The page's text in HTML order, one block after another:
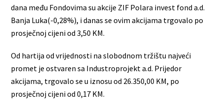
dana među Fondovima su akcije ZIF Polara invest fond a.d.
Banja Luka(-0,28%), i danas se ovim akcijama trgovalo po
prosječnoj cijeni od 3,50 KM.
Od hartija od vrijednosti na slobodnom tržištu najveći
promet je ostvaren sa Industroprojekt a.d. Prijedor
akcijama, trgovalo se u iznosu od 26.350,00 KM, po
prosječnoj cijeni od 0,17 KM.